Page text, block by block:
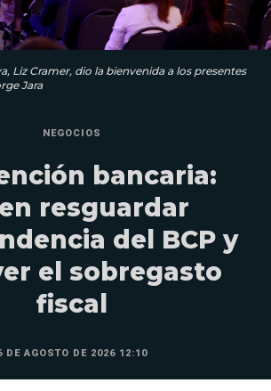
Liz Cramer, dio la bienvenida a los presentes
Jara
NEGOCIOS
bancaria:
resguardar
del BCP y
el sobregasto
fiscal
DE AGOSTO DE 2026 12:10